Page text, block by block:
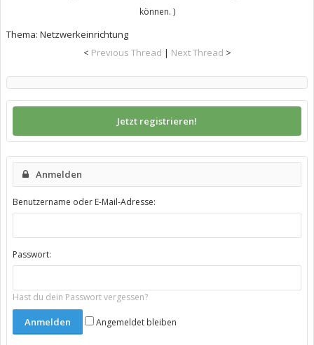
können. )
Thema: Netzwerkeinrichtung
< Previous Thread | Next Thread >
Jetzt registrieren!
Anmelden
Benutzername oder E-Mail-Adresse:
Passwort:
Hast du dein Passwort vergessen?
Angemeldet bleiben